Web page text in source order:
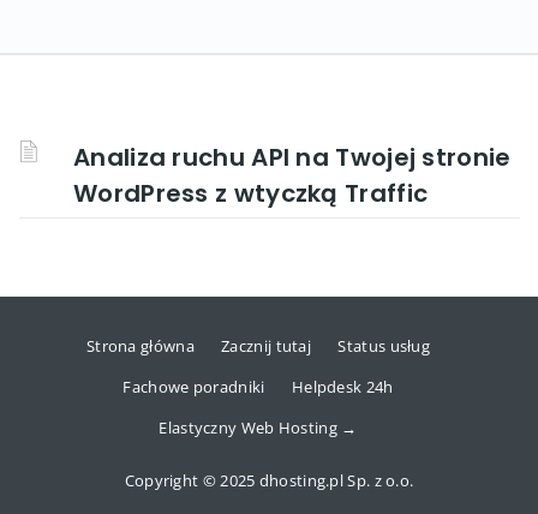
Analiza ruchu API na Twojej stronie
WordPress z wtyczką Traffic
Strona główna Zacznij tutaj
Status usług
Fachowe poradniki
Helpdesk 24h
Elastyczny Web Hosting →
Copyright © 2025 dhosting.pl Sp. z o.o.